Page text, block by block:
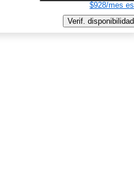
$928/mes
Verif. disponibilidad